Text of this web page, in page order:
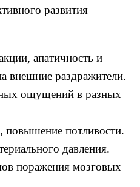
развития
апатичность и
внешние раздражители.
ощущений в разных
повышение потливости.
давления.
поражения мозговых